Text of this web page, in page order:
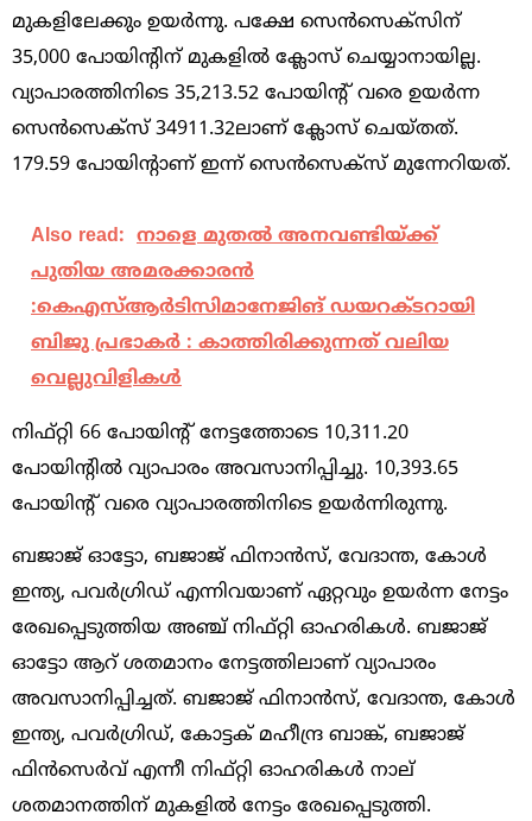
മുകളിലേക്കും ഉയര്‍ന്നു. പക്ഷേ സെന്‍സെക്‌സിന്‌
35,000 പോയിന്റിന്‌ മുകളില്‍ ക്ലോസ്‌ ചെയ്യാനായില്ല.
വ്യാപാരത്തിനിടെ 35,213.52 പോയിന്റ്‌ വരെ ഉയര്‍ന്ന
സെന്‍സെക്‌സ്‌ 34911.32ലാണ്‌ ക്ലോസ്‌ ചെയ്‌തത്‌.
179.59 പോയിന്റാണ്‌ ഇന്ന്‌ സെന്‍സെക്‌സ്‌ മുന്നേറിയത്‌.
Also read: നാളെ മുതൽ അനവണ്ടിയ്ക്ക്
പുതിയ അമരക്കാരൻ
:കെഎസ്ആര്‍ടിസിമാനേജിങ് ഡയറക്ടറായി
ബിജു പ്രഭാകര്‍ : കാത്തിരിക്കുന്നത് വലിയ
വെല്ലുവിളികൾ
നിഫ്‌റ്റി 66 പോയിന്റ്‌ നേട്ടത്തോടെ 10,311.20
പോയിന്റില്‍ വ്യാപാരം അവസാനിപ്പിച്ചു. 10,393.65
പോയിന്റ്‌ വരെ വ്യാപാരത്തിനിടെ ഉയര്‍ന്നിരുന്നു.
ബജാജ്‌ ഓട്ടോ, ബജാജ്‌ ഫിനാന്‍സ്‌, വേദാന്ത, കോള്‍
ഇന്ത്യ, പവര്‍ഗ്രിഡ്‌ എന്നിവയാണ്‌ ഏറ്റവും ഉയര്‍ന്ന നേട്ടം
രേഖപ്പെടുത്തിയ അഞ്ച്‌ നിഫ്‌റ്റി ഓഹരികള്‍. ബജാജ്‌
ഓട്ടോ ആറ്‌ ശതമാനം നേട്ടത്തിലാണ്‌ വ്യാപാരം
അവസാനിപ്പിച്ചത്‌. ബജാജ്‌ ഫിനാന്‍സ്‌, വേദാന്ത, കോള്‍
ഇന്ത്യ, പവര്‍ഗ്രിഡ്‌, കോട്ടക്‌ മഹീന്ദ്ര ബാങ്ക്‌, ബജാജ്‌
ഫിന്‍സെര്‍വ്‌ എന്നീ നിഫ്‌റ്റി ഓഹരികള്‍ നാല്‌
ശതമാനത്തിന്‌ മുകളില്‍ നേട്ടം രേഖപ്പെടുത്തി.